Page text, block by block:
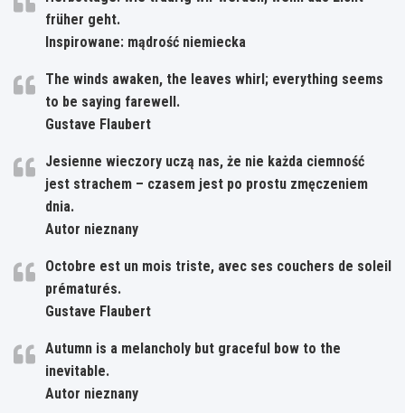
früher geht.
Inspirowane: mądrość niemiecka
The winds awaken, the leaves whirl; everything seems
to be saying farewell.
Gustave Flaubert
Jesienne wieczory uczą nas, że nie każda ciemność
jest strachem – czasem jest po prostu zmęczeniem
dnia.
Autor nieznany
Octobre est un mois triste, avec ses couchers de soleil
prématurés.
Gustave Flaubert
Autumn is a melancholy but graceful bow to the
inevitable.
Autor nieznany